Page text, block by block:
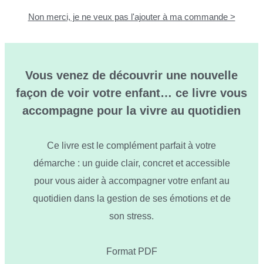
Non merci, je ne veux pas l'ajouter à ma commande >
Vous venez de découvrir une nouvelle
façon de voir votre enfant… ce livre vous
accompagne pour la vivre au quotidien
Ce livre est le complément parfait à votre
démarche : un guide clair, concret et accessible
pour vous aider à accompagner votre enfant au
quotidien dans la gestion de ses émotions et de
son stress.
Format PDF